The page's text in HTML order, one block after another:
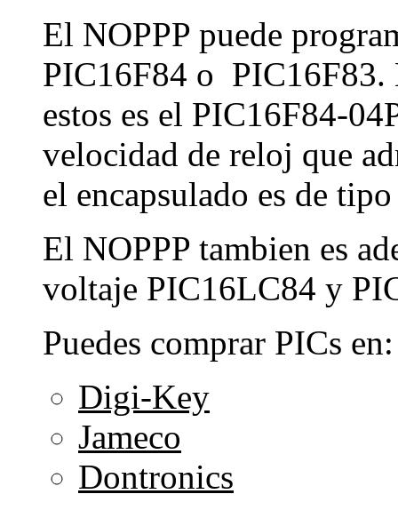
El NOPPP puede
PIC16F84 o PIC16F83.
estos es el PIC16F84-
velocidad de reloj que
el encapsulado es de
El NOPPP tambien es
voltaje PIC16LC84 y
Puedes comprar PICs en:
Digi-Key
Jameco
Dontronics